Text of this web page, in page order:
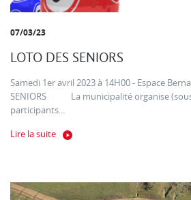
07/03/23
LOTO DES SENIORS
Samedi 1er avril 2023 à 14H00 - Espace
SENIORS La municipalité organise
participants...
Lire la suite